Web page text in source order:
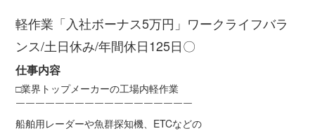
軽作業「入社ボーナス5万円」ワークライフバラ
ンス/土日休み/年間休日125日〇
仕事内容
□業界トップメーカーの工場内軽作業
￣￣￣￣￣￣￣￣￣￣￣￣￣￣￣￣￣￣
船舶用レーダーや魚群探知機、ETCなどの